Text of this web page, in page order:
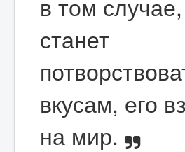
станет
вкусам, его
на мир.